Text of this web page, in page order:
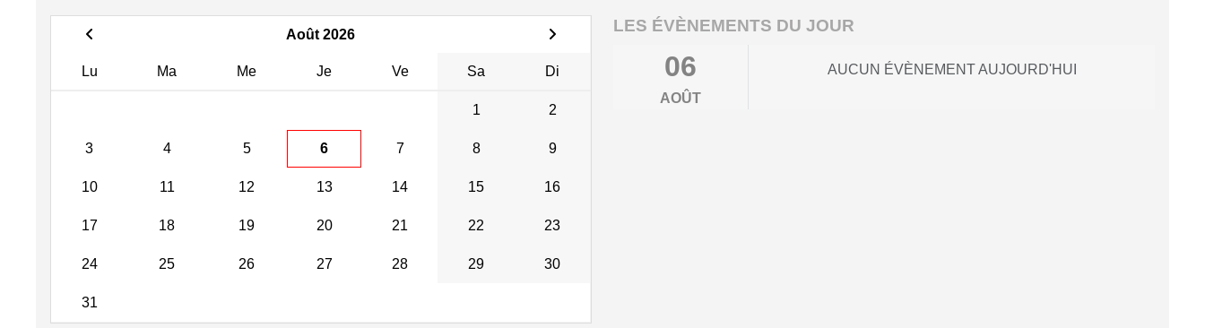
Août 2026
Lu Ma Me Je Ve Sa Di
1 2
3 4 5 6 7 8 9
10 11 12 13 14 15 16
17 18 19 20 21 22 23
24 25 26 27 28 29 30
31
LES ÉVÈNEMENTS DU JOUR
06
AOÛT
AUCUN ÉVÈNEMENT AUJOURD'HUI